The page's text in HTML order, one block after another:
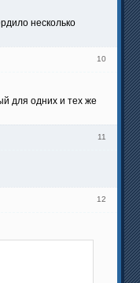
несколько
10
для одних и тех же
11
12